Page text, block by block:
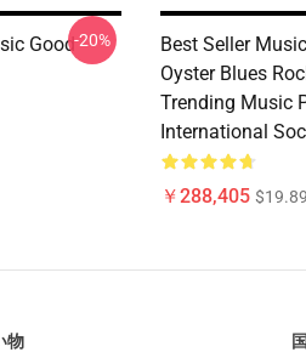
Good-20%
Best Seller
Oyster Blues
Trending Music
International
￥288,405 $19.89
物